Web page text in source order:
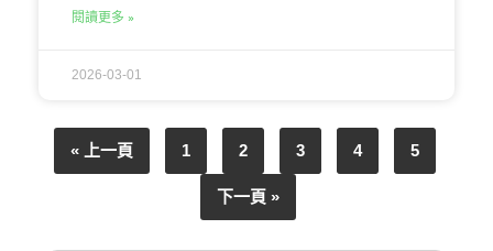
閱讀更多 »
2026-03-01
« 上一頁 1 2 3 4 5
下一頁 »